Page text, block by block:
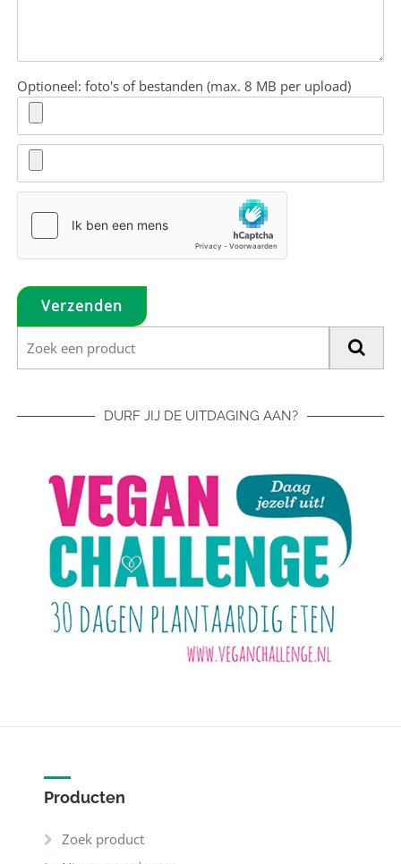
Optioneel: foto's of bestanden (max. 8 MB per upload)
DURF JIJ DE UITDAGING AAN?
Producten
Zoek product